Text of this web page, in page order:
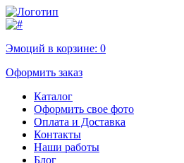
Эмоций в корзине: 0
Оформить заказ
Каталог
Оформить свое фото
Оплата и Доставка
Контакты
Наши работы
Блог